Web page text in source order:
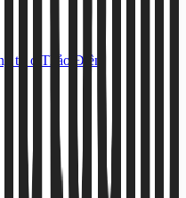
tư ở Thảo Điền